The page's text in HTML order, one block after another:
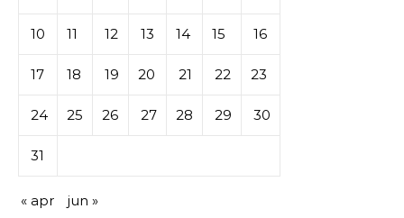
10 11 12 13 14 15 16
17 18 19 20 21 22 23
24 25 26 27 28 29 30
31
« apr jun »